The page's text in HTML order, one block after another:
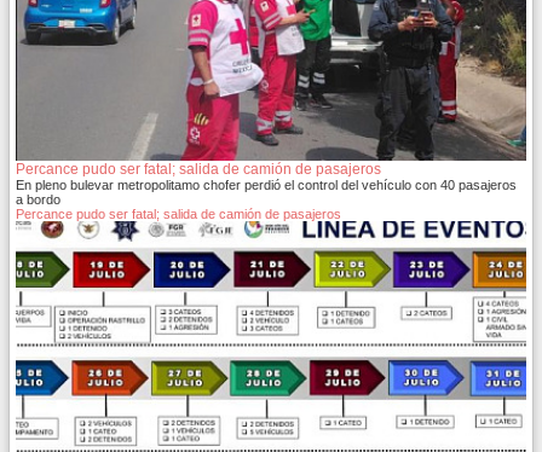
Percance pudo ser fatal; salida de camión de pasajeros
En pleno bulevar metropolitamo chofer perdió el control del vehículo con 40 pasajeros
a bordo
Percance pudo ser fatal; salida de camión de pasajeros